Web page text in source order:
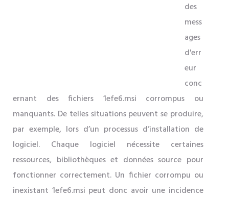
des
mess
ages
d'err
eur
conc
ernant des fichiers 1efe6.msi corrompus ou
manquants. De telles situations peuvent se produire,
par exemple, lors d’un processus d’installation de
logiciel. Chaque logiciel nécessite certaines
ressources, bibliothèques et données source pour
fonctionner correctement. Un fichier corrompu ou
inexistant 1efe6.msi peut donc avoir une incidence